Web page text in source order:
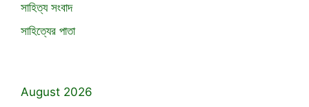
সাহিত্য সংবাদ
সাহিত্যের পাতা
August 2026